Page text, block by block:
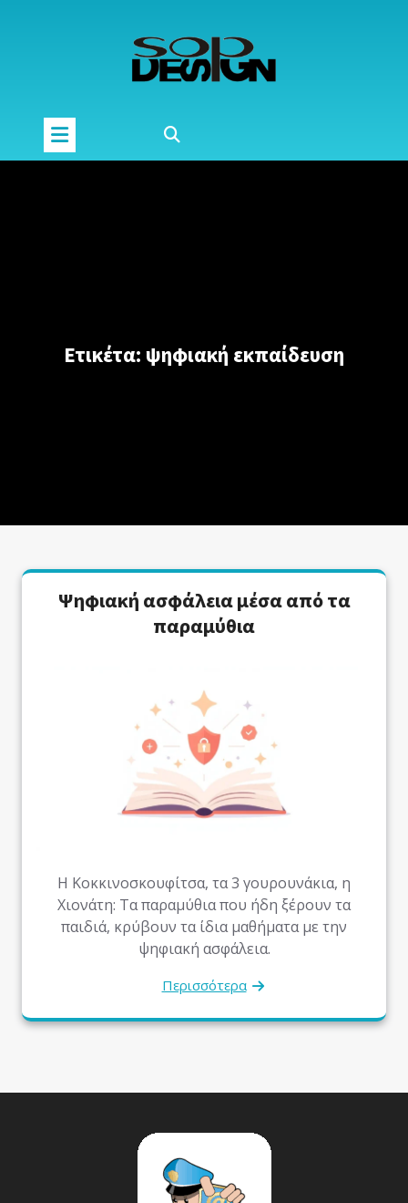
Ετικέτα: ψηφιακή εκπαίδευση
Ψηφιακή ασφάλεια μέσα από τα
παραμύθια
Η Κοκκινοσκουφίτσα, τα 3 γουρουνάκια, η
Χιονάτη: Τα παραμύθια που ήδη ξέρουν τα
παιδιά, κρύβουν τα ίδια μαθήματα με την
ψηφιακή ασφάλεια.
Περισσότερα